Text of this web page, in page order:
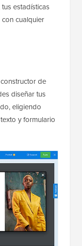
estadísticas
cualquier
de
diseñar tus
eligiendo
y formulario